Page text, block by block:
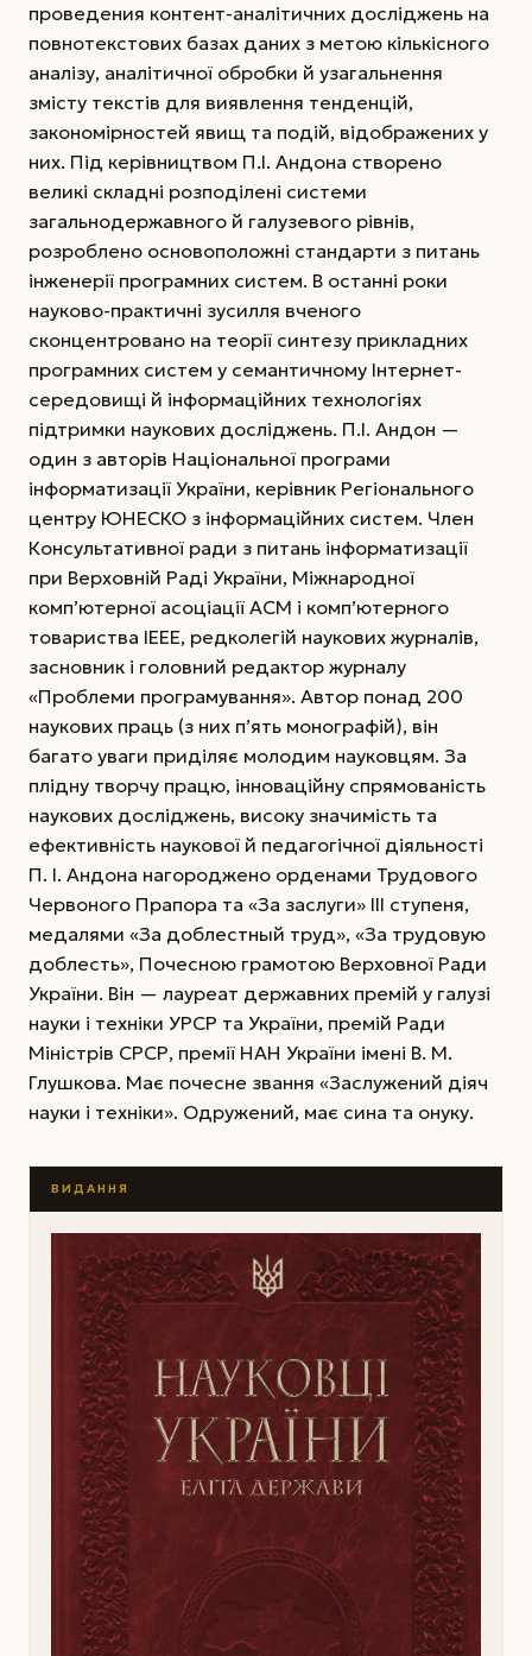
проведения контент-аналітичних досліджень на
повнотекстових базах даних з метою кількісного
аналізу, аналітичної обробки й узагальнення
змісту текстів для виявлення тенденцій,
закономірностей явищ та подій, відображених у
них. Під керівництвом П.І. Андона створено
великі складні розподілені системи
загальнодержавного й галузевого рівнів,
розроблено основоположні стандарти з питань
інженерії програмних систем. В останні роки
науково-практичні зусилля вченого
сконцентровано на теорії синтезу прикладних
програмних систем у семантичному Інтернет-
середовищі й інформаційних технологіях
підтримки наукових досліджень. П.І. Андон —
один з авторів Національної програми
інформатизації України, керівник Регіонального
центру ЮНЕСКО з інформаційних систем. Член
Консультативної ради з питань інформатизації
при Верховній Раді України, Міжнародної
комп’ютерної асоціації АСМ і комп’ютерного
товариства IEEE, редколегій наукових журналів,
засновник і головний редактор журналу
«Проблеми програмування». Автор понад 200
наукових праць (з них п’ять монографій), він
багато уваги приділяє молодим науковцям. За
плідну творчу працю, інноваційну спрямованість
наукових досліджень, високу значимість та
ефективність наукової й педагогічної діяльності
П. І. Андона нагороджено орденами Трудового
Червоного Прапора та «За заслуги» III ступеня,
медалями «За доблестный труд», «За трудовую
доблесть», Почесною грамотою Верховної Ради
України. Він — лауреат державних премій у галузі
науки і техніки УРСР та України, премій Ради
Міністрів СРСР, премії НАН України імені В. М.
Глушкова. Має почесне звання «Заслужений діяч
науки і техніки». Одружений, має сина та онуку.
ВИДАННЯ